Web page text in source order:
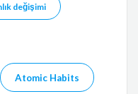
değişimi
Atomic Habits